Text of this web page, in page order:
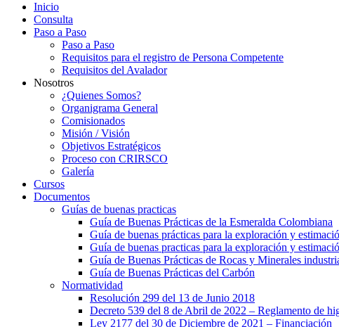
Inicio
Consulta
Paso a Paso
Paso a Paso
Requisitos para el registro de Persona Competente
Requisitos del Avalador
Nosotros
¿Quienes Somos?
Organigrama General
Comisionados
Misión / Visión
Objetivos Estratégicos
Proceso con CRIRSCO
Galería
Cursos
Documentos
Guías de buenas practicas
Guía de Buenas Prácticas de la Esmeralda Colombiana
Guía de buenas prácticas para la exploración y
Guía de buenas practicas para la exploración y
Guía de Buenas Prácticas de Rocas y Minerales
Guía de Buenas Prácticas del Carbón
Normatividad
Resolución 299 del 13 de Junio 2018
Decreto 539 del 8 de Abril de 2022 – Reglamento de
Ley 2177 del 30 de Diciembre de 2021 – Financiación